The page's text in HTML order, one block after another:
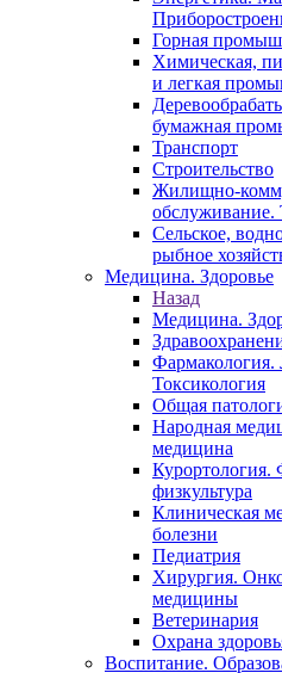
Горная
Химическая,
и легкая
бумажная
Транспорт
Строительство
Жилищно-
обслуживание.
Сельское,
рыбное
Медицина. Здоровье
Назад
Медицина.
Фармакология.
Токсикология
Общая
Народная
медицина
Курортология.
физкультура
Клиническая
болезни
Педиатрия
Хирургия.
медицины
Ветеринария
Охрана
Воспитание.